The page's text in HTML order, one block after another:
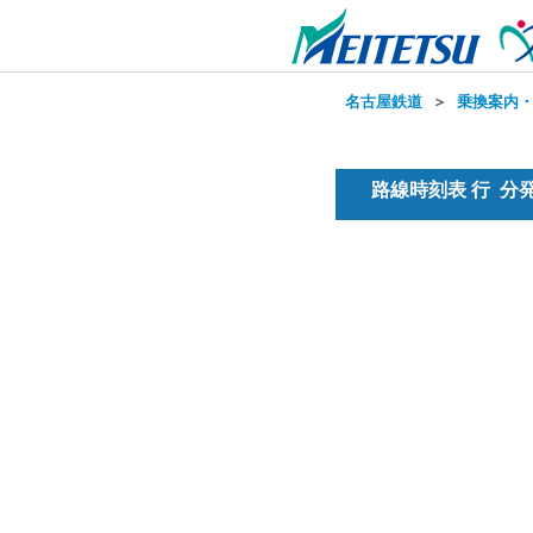
名古屋鉄道 ＞ 乗換案内
路線時刻表 行 分